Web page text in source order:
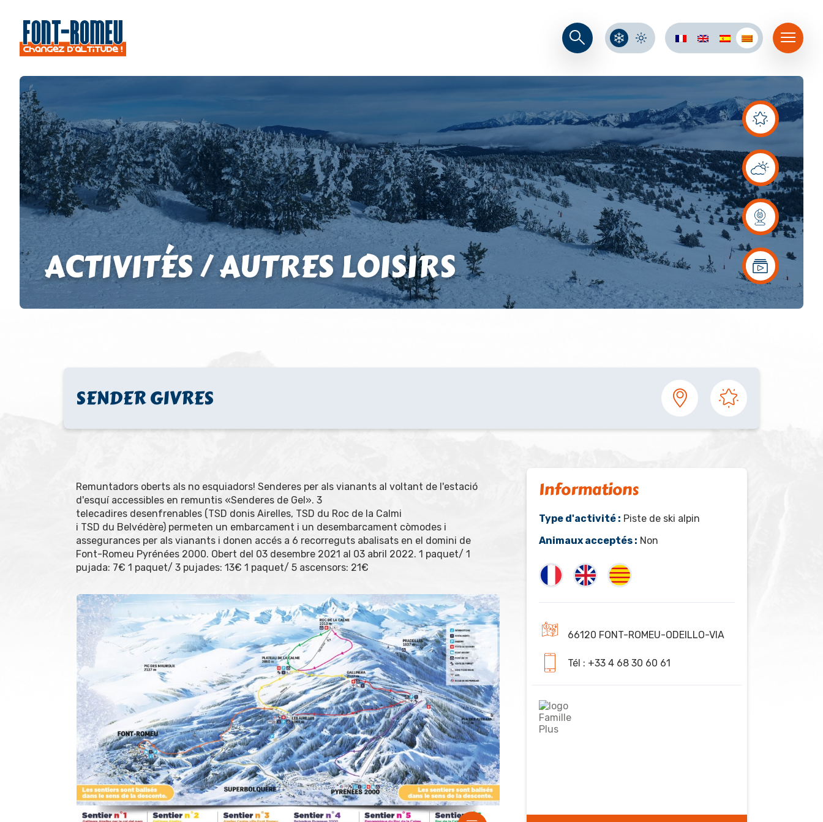
ACTIVITÉS / AUTRES LOISIRS
SENDER GIVRES
Remuntadors oberts als no esquiadors! Senderes per als vianants al voltant de l'estació
d'esquí accessibles en remuntis «Senderes de Gel». 3
telecadires desenfrenables (TSD donis Airelles, TSD du Roc de la Calmi
i TSD du Belvédère) permeten un embarcament i un desembarcament còmodes i
assegurances per als vianants i donen accés a 6 recorreguts abalisats en el domini de
Font-Romeu Pyrénées 2000. Obert del 03 desembre 2021 al 03 abril 2022. 1 paquet/ 1
pujada: 7€ 1 paquet/ 3 pujades: 13€ 1 paquet/ 5 ascensors: 21€
Informations
Type d'activité : Piste de ski alpin
Animaux acceptés : Non
66120 FONT-ROMEU-ODEILLO-VIA
Tél : +33 4 68 30 60 61